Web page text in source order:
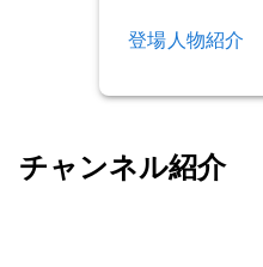
登場人物紹介
チャンネル紹介